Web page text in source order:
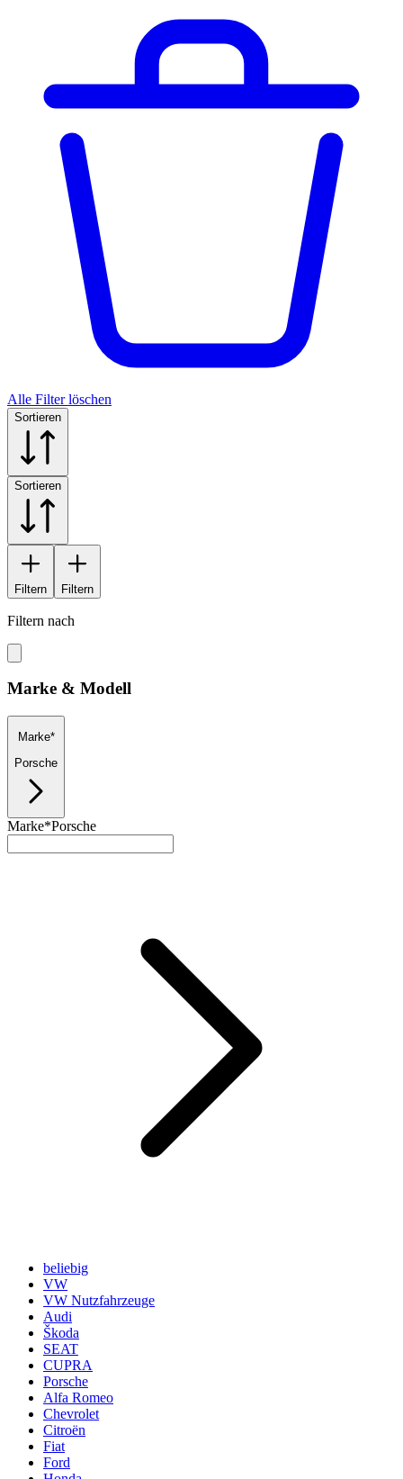
Alle Filter löschen
Sortieren
Sortieren
Filtern Filtern
Filtern nach
Marke & Modell
Marke*
Porsche
Marke*Porsche
beliebig
VW
VW Nutzfahrzeuge
Audi
Škoda
SEAT
CUPRA
Porsche
Alfa Romeo
Chevrolet
Citroën
Fiat
Ford